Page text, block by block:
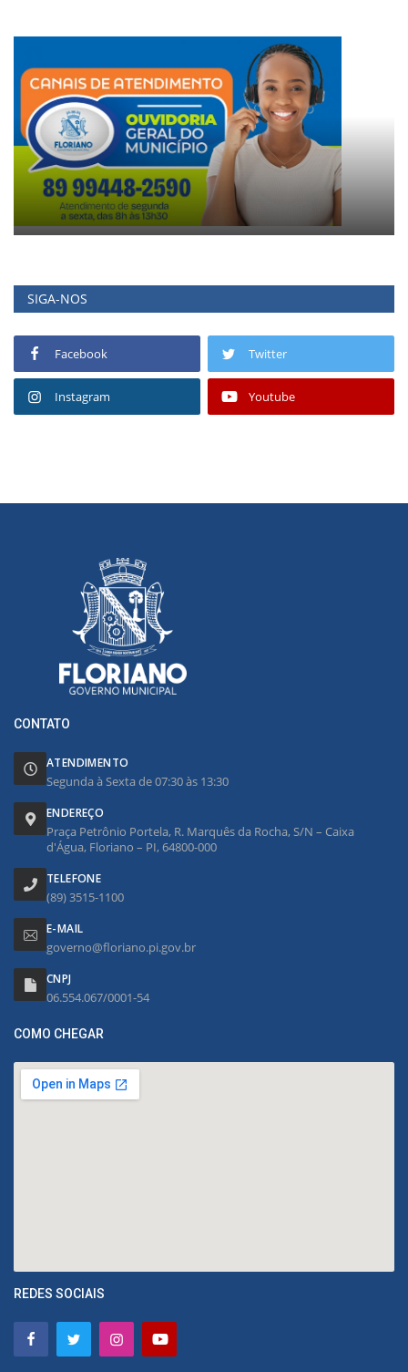
SIGA-NOS
Facebook Twitter
Instagram Youtube
CONTATO
ATENDIMENTO
Segunda à Sexta de 07:30 às 13:30
ENDEREÇO
Praça Petrônio Portela, R. Marquês da Rocha, S/N – Caixa
d'Água, Floriano – PI, 64800-000
TELEFONE
(89) 3515-1100
E-MAIL
governo@floriano.pi.gov.br
CNPJ
06.554.067/0001-54
COMO CHEGAR
REDES SOCIAIS